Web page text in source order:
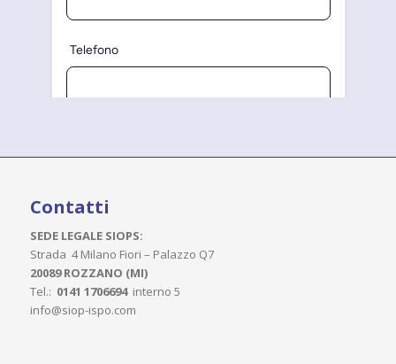
Contatti
SEDE LEGALE SIOPS:
Strada 4 Milano Fiori – Palazzo Q7
20089 ROZZANO (MI)
Tel.: 0141 1706694interno 5
info@siop-ispo.com